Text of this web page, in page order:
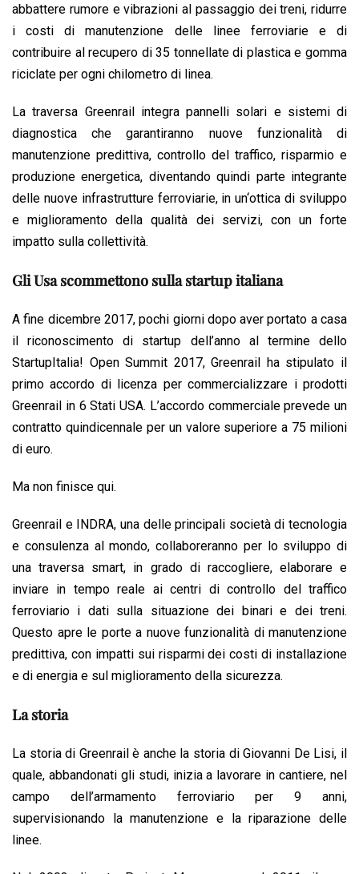
abbattere rumore e vibrazioni al passaggio dei treni, ridurre
i costi di manutenzione delle linee ferroviarie e di
contribuire al recupero di 35 tonnellate di plastica e gomma
riciclate per ogni chilometro di linea.
La traversa Greenrail integra pannelli solari e sistemi di
diagnostica che garantiranno nuove funzionalità di
manutenzione predittiva, controllo del traffico, risparmio e
produzione energetica, diventando quindi parte integrante
delle nuove infrastrutture ferroviarie, in un‘ottica di sviluppo
e miglioramento della qualità dei servizi, con un forte
impatto sulla collettività.
Gli Usa scommettono sulla startup italiana
A fine dicembre 2017, pochi giorni dopo aver portato a casa
il riconoscimento di startup dell’anno al termine dello
StartupItalia! Open Summit 2017, Greenrail ha stipulato il
primo accordo di licenza per commercializzare i prodotti
Greenrail in 6 Stati USA. L’accordo commerciale prevede un
contratto quindicennale per un valore superiore a 75 milioni
di euro.
Ma non finisce qui.
Greenrail e INDRA, una delle principali società di tecnologia
e consulenza al mondo, collaboreranno per lo sviluppo di
una traversa smart, in grado di raccogliere, elaborare e
inviare in tempo reale ai centri di controllo del traffico
ferroviario i dati sulla situazione dei binari e dei treni.
Questo apre le porte a nuove funzionalità di manutenzione
predittiva, con impatti sui risparmi dei costi di installazione
e di energia e sul miglioramento della sicurezza.
La storia
La storia di Greenrail è anche la storia di Giovanni De Lisi, il
quale, abbandonati gli studi, inizia a lavorare in cantiere, nel
campo dell’armamento ferroviario per 9 anni,
supervisionando la manutenzione e la riparazione delle
linee.